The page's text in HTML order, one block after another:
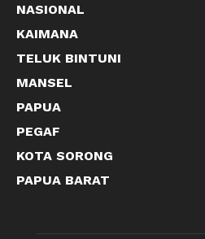
NASIONAL
KAIMANA
TELUK BINTUNI
MANSEL
PAPUA
PEGAF
KOTA SORONG
PAPUA BARAT